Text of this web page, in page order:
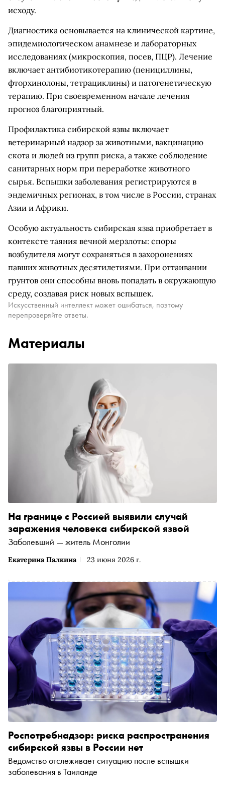
исходу.
Диагностика основывается на клинической картине,
эпидемиологическом анамнезе и лабораторных
исследованиях (микроскопия, посев, ПЦР). Лечение
включает антибиотикотерапию (пенициллины,
фторхинолоны, тетрациклины) и патогенетическую
терапию. При своевременном начале лечения
прогноз благоприятный.
Профилактика сибирской язвы включает
ветеринарный надзор за животными, вакцинацию
скота и людей из групп риска, а также соблюдение
санитарных норм при переработке животного
сырья. Вспышки заболевания регистрируются в
эндемичных регионах, в том числе в России, странах
Азии и Африки.
Особую актуальность сибирская язва приобретает в
контексте таяния вечной мерзлоты: споры
возбудителя могут сохраняться в захоронениях
павших животных десятилетиями. При оттаивании
грунтов они способны вновь попадать в окружающую
среду, создавая риск новых вспышек.
Искусственный интеллект может ошибаться, поэтому
перепроверяйте ответы.
Материалы
Екатерина Палкина 23 июня 2026 г.
На границе с Россией выявили случай
заражения человека сибирской язвой
Заболевший — житель Монголии
Роспотребнадзор: риска распространения
сибирской язвы в России нет
Ведомство отслеживает ситуацию после вспышки
заболевания в Таиланде